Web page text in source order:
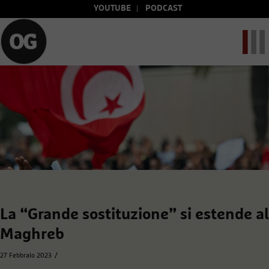
YOUTUBE PODCAST
La “Grande sostituzione” si estende al
Maghreb
27 Febbraio 2023 /